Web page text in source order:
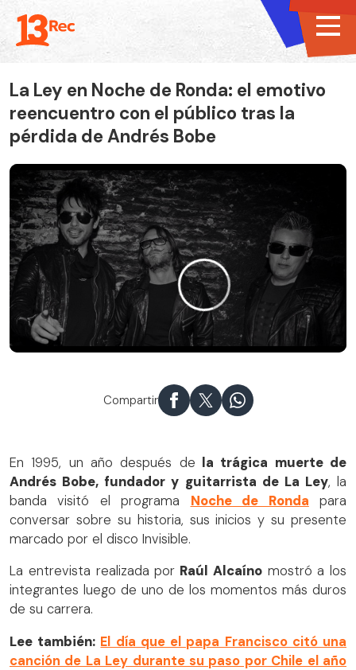
La Ley en Noche de Ronda: el emotivo
reencuentro con el público tras la
pérdida de Andrés Bobe
Compartir
En 1995, un año después de la trágica muerte de
Andrés Bobe, fundador y guitarrista de La Ley, la
banda visitó el programa Noche de Ronda para
conversar sobre su historia, sus inicios y su presente
marcado por el disco Invisible.
La entrevista realizada por Raúl Alcaínomostró a los
integrantes luego de uno de los momentos más duros
de su carrera.
Lee también: El día que el papa Francisco citó una
canción de La Ley durante su paso por Chile el año